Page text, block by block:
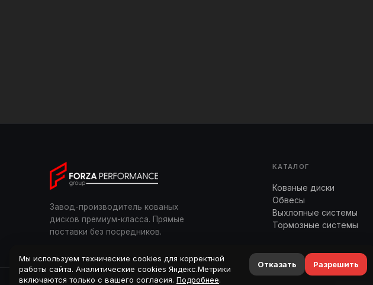
Завод-производитель кованых
дисков премиум-класса. Прямые
поставки без посредников.
КАТАЛОГ
Кованые диски
Обвесы
Выхлопные системы
Тормозные системы
Мы используем технические cookies для корректной
работы сайта. Аналитические cookies Яндекс.Метрики
включаются только с вашего согласия. Подробнее.
Отказать Разрешить